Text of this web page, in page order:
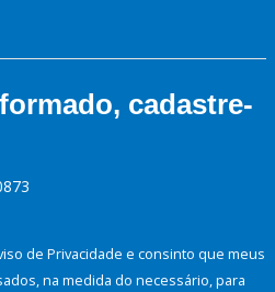
cadastre-
de Privacidade e consinto que meus
na medida do necessário, para